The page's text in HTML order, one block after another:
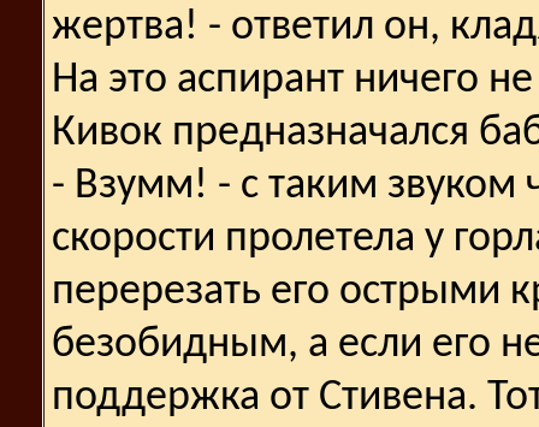
жертва! - ответил он,
На это аспирант ничего
Кивок предназначался
- Взумм! - с таким
скорости пролетела у
перерезать его острыми
безобидным, а если его
поддержка от Стивена.